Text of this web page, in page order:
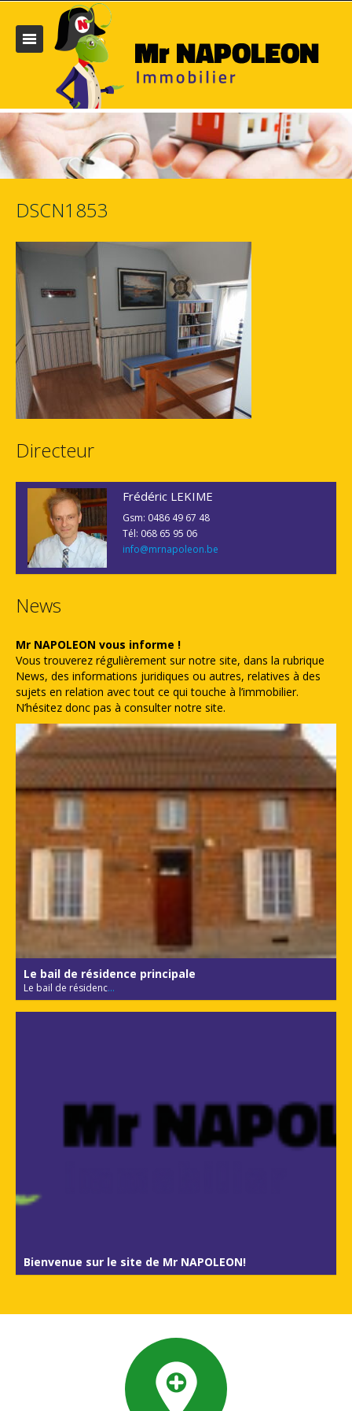
DSCN1853
Directeur
Frédéric LEKIME
Gsm: 0486 49 67 48
Tél: 068 65 95 06
info@mrnapoleon.be
News
Mr NAPOLEON vous informe !
Vous trouverez régulièrement sur notre site, dans la rubrique
News, des informations juridiques ou autres, relatives à des
sujets en relation avec tout ce qui touche à l’immobilier.
N’hésitez donc pas à consulter notre site.
Le bail de résidence principale
Le bail de résidenc...
Bienvenue sur le site de Mr NAPOLEON!